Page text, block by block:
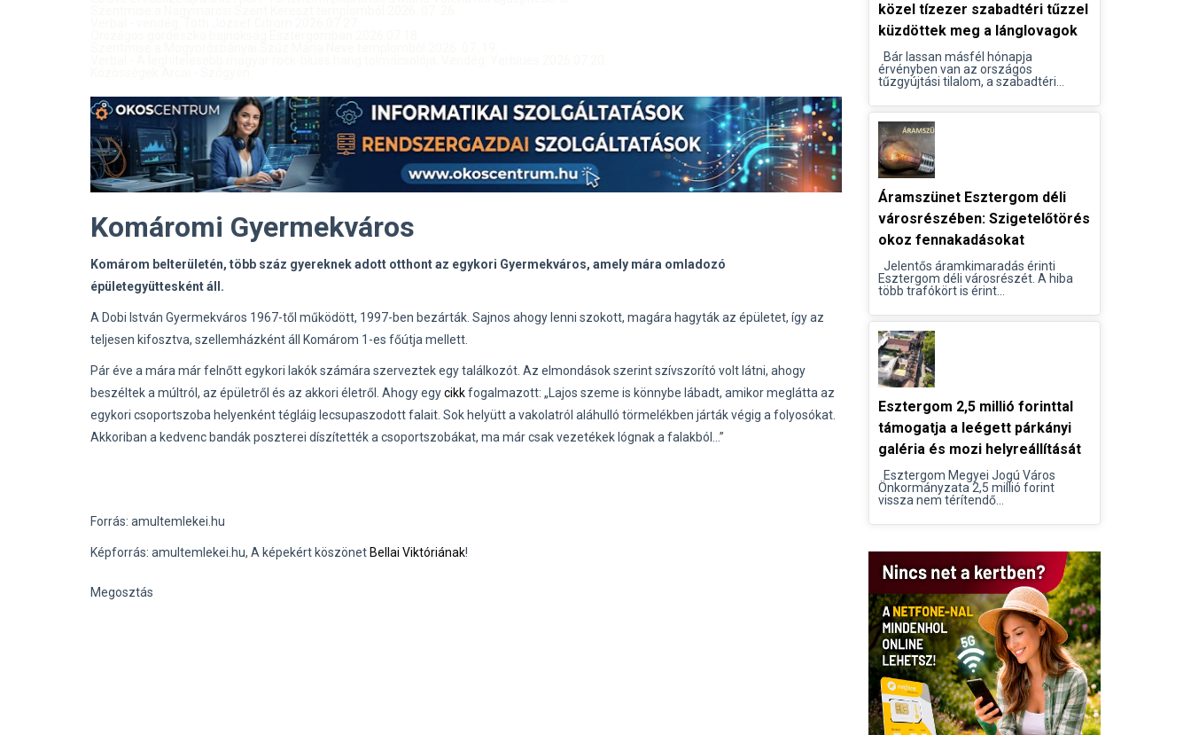
Komáromi Gyermekváros
Komárom belterületén, több száz gyereknek adott otthont az egykori Gyermekváros, amely mára omladozó
épületegyüttesként áll.
A Dobi István Gyermekváros 1967-től működött, 1997-ben bezárták. Sajnos ahogy lenni szokott, magára hagyták az épületet, így az
teljesen kifosztva, szellemházként áll Komárom 1-es főútja mellett.
Pár éve a mára már felnőtt egykori lakók számára szerveztek egy találkozót. Az elmondások szerint szívszorító volt látni, ahogy
beszéltek a múltról, az épületről és az akkori életről. Ahogy egycikkfogalmazott: „Lajos szeme is könnybe lábadt, amikor meglátta az
egykori csoportszoba helyenként tégláig lecsupaszodott falait. Sok helyütt a vakolatról aláhulló törmelékben járták végig a folyosókat.
Akkoriban a kedvenc bandák poszterei díszítették a csoportszobákat, ma már csak vezetékek lógnak a falakból…”
Forrás: amultemlekei.hu
Képforrás: amultemlekei.hu, A képekért köszönet Bellai Viktóriának!
Megosztás
közel tízezer szabadtéri tűzzel
küzdöttek meg a lánglovagok
Bár lassan másfél hónapja
érvényben van az országos
tűzgyújtási tilalom, a szabadtéri...
Áramszünet Esztergom déli
városrészében: Szigetelőtörés
okoz fennakadásokat
Jelentős áramkimaradás érinti
Esztergom déli városrészét. A hiba
több trafókört is érint...
Esztergom 2,5 millió forinttal
támogatja a leégett párkányi
galéria és mozi helyreállítását
Esztergom Megyei Jogú Város
Önkormányzata 2,5 millió forint
vissza nem térítendő...